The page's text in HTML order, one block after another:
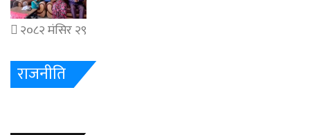
२०८२ मंसिर २९
राजनीति